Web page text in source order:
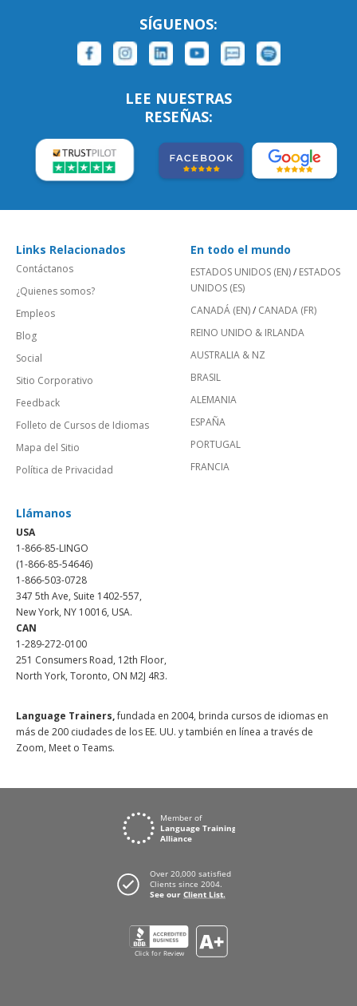
SÍGUENOS:
LEE NUESTRAS
RESEÑAS:
Links Relacionados
Contáctanos
¿Quienes somos?
Empleos
Blog
Social
Sitio Corporativo
Feedback
Folleto de Cursos de Idiomas
Mapa del Sitio
Política de Privacidad
En todo el mundo
ESTADOS UNIDOS (EN)/ ESTADOS
UNIDOS (ES)
CANADÁ (EN)/ CANADA (FR)
REINO UNIDO & IRLANDA
AUSTRALIA & NZ
BRASIL
ALEMANIA
ESPAÑA
PORTUGAL
FRANCIA
Llámanos
USA
1-866-85-LINGO
(1-866-85-54646)
1-866-503-0728
347 5th Ave, Suite 1402-557,
New York, NY 10016, USA.
CAN
1-289-272-0100
251 Consumers Road, 12th Floor,
North York, Toronto, ON M2J 4R3.
Language Trainers,fundada en 2004, brinda cursos de idiomas en
más de 200 ciudades de los EE. UU. y también en línea a través de
Zoom, Meet o Teams.